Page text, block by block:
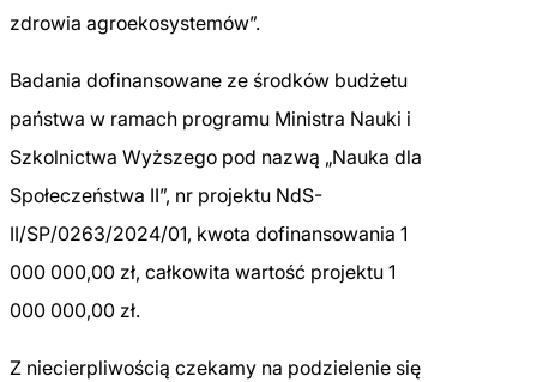
zdrowia agroekosystemów”.
Badania dofinansowane ze środków budżetu
państwa w ramach programu Ministra Nauki i
Szkolnictwa Wyższego pod nazwą „Nauka dla
Społeczeństwa II”, nr projektu NdS-
II/SP/0263/2024/01, kwota dofinansowania 1
000 000,00 zł, całkowita wartość projektu 1
000 000,00 zł.
Z niecierpliwością czekamy na podzielenie się